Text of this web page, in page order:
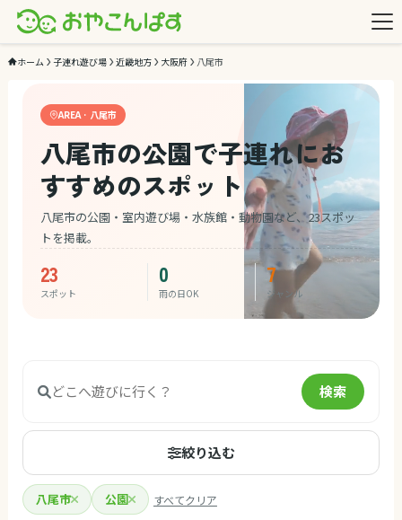
ホーム 子連れ遊び場 近畿地方 大阪府 八尾市
AREA · 八尾市
八尾市の公園で子連れにお
すすめのスポット
八尾市の公園・室内遊び場・水族館・動物園など、23スポッ
トを掲載。
23
スポット
0
雨の日OK
7
ジャンル
検索
絞り込む
八尾市 公園 すべてクリア